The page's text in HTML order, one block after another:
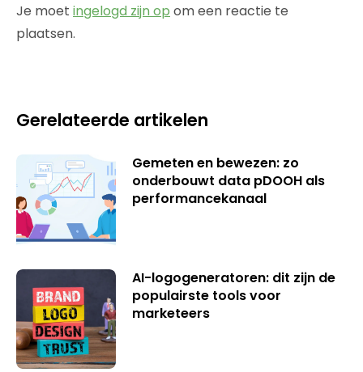
Je moet ingelogd zijn op om een reactie te
plaatsen.
Gerelateerde artikelen
Gemeten en bewezen: zo
onderbouwt data pDOOH als
performancekanaal
AI-logogeneratoren: dit zijn de
populairste tools voor
marketeers